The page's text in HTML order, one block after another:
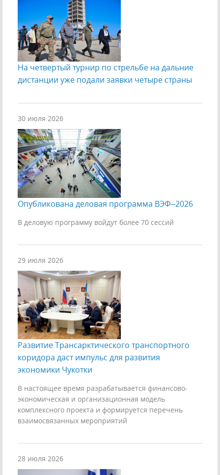
На четвертый турнир по стрельбе на дальние
дистанции уже подали заявки четыре страны
30 июля 2026
Опубликована деловая программа ВЭФ–2026
В деловую программу войдут более 70 сессий
29 июля 2026
Развитие Трансарктического транспортного
коридора даст импульс для развития
экономики Чукотки
В настоящее время разрабатывается финансово-
экономическая и организационная модель
комплексного проекта и формируется перечень
взаимосвязанных мероприятий
28 июля 2026